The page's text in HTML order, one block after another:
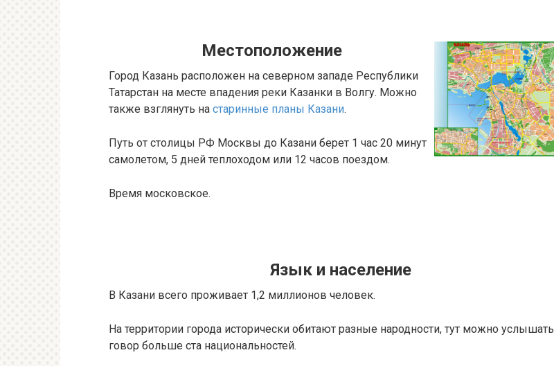
Местоположение
Город Казань расположен на северном западе Республики
Татарстан на месте впадения реки Казанки в Волгу. Можно
также взглянуть на старинные планы Казани.
Путь от столицы РФ Москвы до Казани берет 1 час 20 минут
самолетом, 5 дней теплоходом или 12 часов поездом.
Время московское.
Язык и население
В Казани всего проживает 1,2 миллионов человек.
На территории города исторически обитают разные народности, тут можно услышать
говор больше ста национальностей.